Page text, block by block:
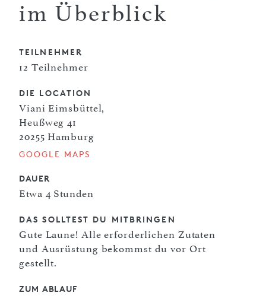
im Überblick
TEILNEHMER
12 Teilnehmer
DIE LOCATION
Viani Eimsbüttel,
Heußweg 41
20255 Hamburg
GOOGLE MAPS
DAUER
Etwa 4 Stunden
DAS SOLLTEST DU MITBRINGEN
Gute Laune! Alle erforderlichen Zutaten
und Ausrüstung bekommst du vor Ort
gestellt.
ZUM ABLAUF